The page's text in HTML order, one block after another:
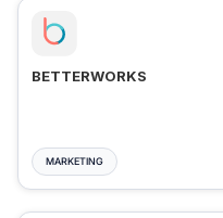
BETTERWORKS
MARKETING